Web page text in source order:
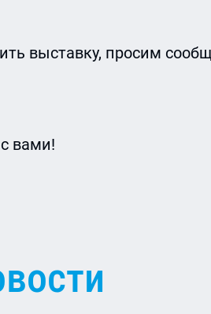
выставку, просим
вами!